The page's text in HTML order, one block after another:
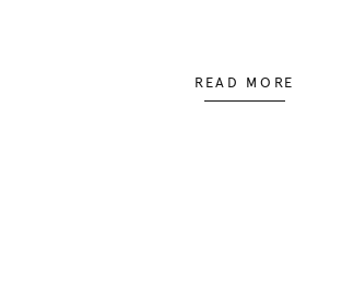
READ MORE